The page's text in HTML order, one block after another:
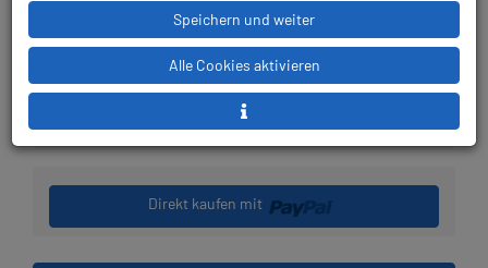
in den Warenkorb legen
Direkt kaufen mit
Speichern und weiter
Alle Cookies aktivieren